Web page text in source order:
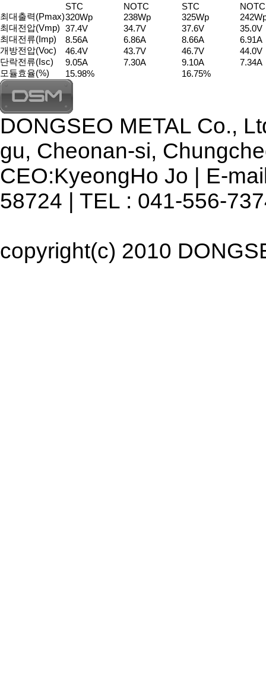
STC
NOTC STC
NOTC
최대출력(Pmax)320Wp 238Wp 325Wp
최대전압(Vmp) 37.4V 34.7V 37.6V
35.0V
최대전류(Imp)
8.56A 6.86A 8.66A
6.91A
개방전압(Voc)
46.4V 43.7V 46.7V
44.0V
단락전류(Isc)
9.05A 7.30A 9.10A
7.34A
모듈효율(%)
15.98% 16.75%
DONGSEO METAL Co.,
gu, Cheonan-si,
CEO:KyeongHo Jo | E-
58724 | TEL : 041-556-
copyright(c) 2010